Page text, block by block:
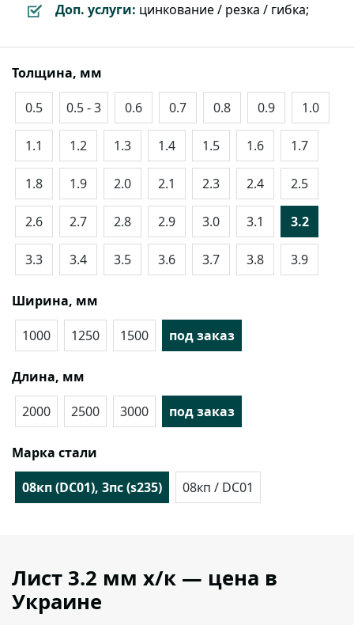
Доп. услуги: цинкование / резка / гибка;
Толщина, мм
0.5
0.5 - 3 0.6 0.7 0.8 0.9 1.0
1.1 1.2 1.3 1.4 1.5 1.6 1.7
1.8 1.9 2.0 2.1 2.3 2.4 2.5
2.6 2.7 2.8 2.9 3.0 3.1 3.2
3.3 3.4 3.5 3.6 3.7 3.8 3.9
Ширина, мм
1000
1250 1500 под заказ
Длина, мм
2000
2500 3000 под заказ
Марка стали
08кп (DC01), 3пс (s235)
08кп / DC01
Лист 3.2 мм x/к — цена в
Украине